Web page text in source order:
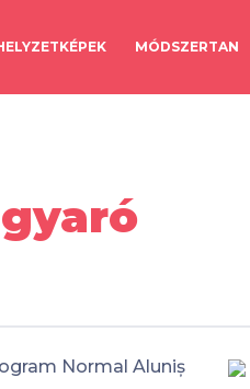
MÓDSZERTAN
Normal Aluniș